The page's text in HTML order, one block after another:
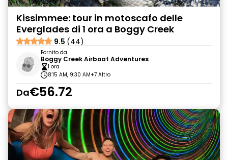
Kissimmee: tour in motoscafo delle
Everglades di 1 ora a Boggy Creek
9.5 (44)
Fornito da
Boggy Creek Airboat Adventures
1 ora
8:15 AM, 9:30 AM+7 Altro
Da€56.72